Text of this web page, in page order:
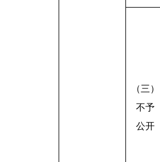
（三）
不予
公开